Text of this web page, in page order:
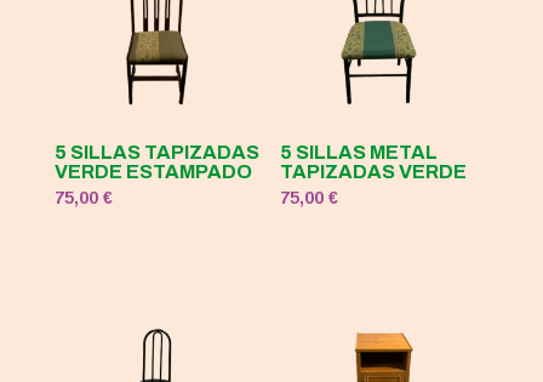
5 SILLAS TAPIZADAS
VERDE ESTAMPADO
75,00 €
5 SILLAS METAL
TAPIZADAS VERDE
75,00€